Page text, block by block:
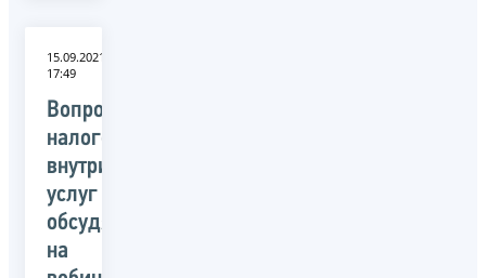
15.09.2021
17:49
Вопросы
налогообложения
внутригрупповых
услуг
обсудят
на